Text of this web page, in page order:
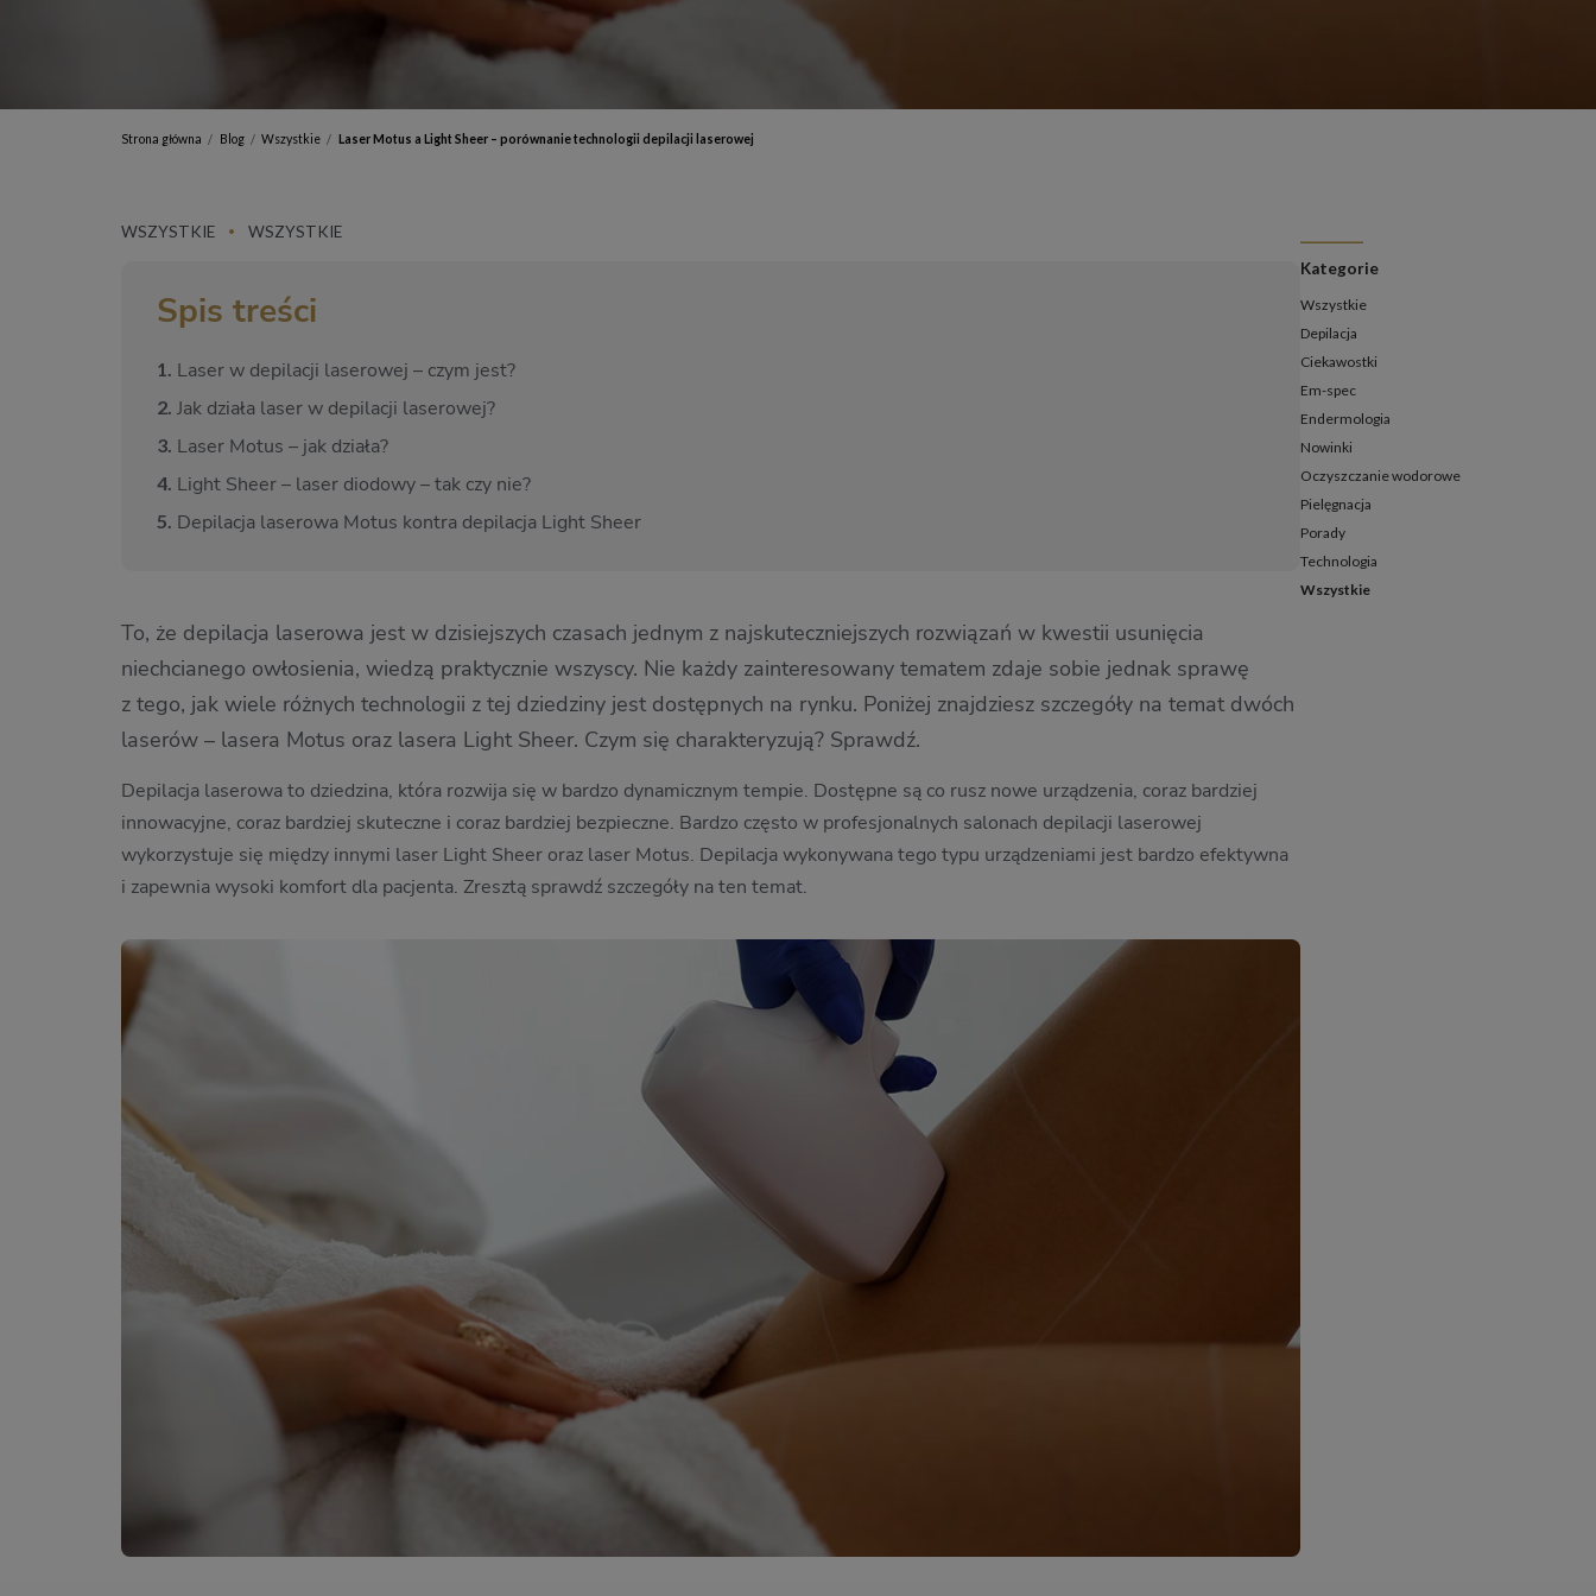
Elektrostymulacja mięśni - efekty, które przekonają Cię do
zabiegu
Endermologia – przeciwwskazania, o których warto wiedzieć
Laser aleksandrytowy czy diodowy? Porównanie
Strona główna / Blog / Wszystkie / Laser Motus a Light Sheer – porównanie technologii depilacji laserowej
WSZYSTKIE • WSZYSTKIE
Spis treści
1. Laser w depilacji laserowej – czym jest?
2. Jak działa laser w depilacji laserowej?
3. Laser Motus – jak działa?
4. Light Sheer – laser diodowy – tak czy nie?
5. Depilacja laserowa Motus kontra depilacja Light Sheer
To, że depilacja laserowa jest w dzisiejszych czasach jednym z najskuteczniejszych rozwiązań w kwestii usunięcia
niechcianego owłosienia, wiedzą praktycznie wszyscy. Nie każdy zainteresowany tematem zdaje sobie jednak sprawę
z tego, jak wiele różnych technologii z tej dziedziny jest dostępnych na rynku. Poniżej znajdziesz szczegóły na temat dwóch
laserów – lasera Motus oraz lasera Light Sheer. Czym się charakteryzują? Sprawdź.
Depilacja laserowa to dziedzina, która rozwija się w bardzo dynamicznym tempie. Dostępne są co rusz nowe urządzenia, coraz bardziej
innowacyjne, coraz bardziej skuteczne i coraz bardziej bezpieczne. Bardzo często w profesjonalnych salonach depilacji laserowej
wykorzystuje się między innymi laser Light Sheer oraz laser Motus. Depilacja wykonywana tego typu urządzeniami jest bardzo efektywna
i zapewnia wysoki komfort dla pacjenta. Zresztą sprawdź szczegóły na ten temat.
Kategorie
Wszystkie
Depilacja
Ciekawostki
Em-spec
Endermologia
Nowinki
Oczyszczanie wodorowe
Pielęgnacja
Porady
Technologia
Wszystkie